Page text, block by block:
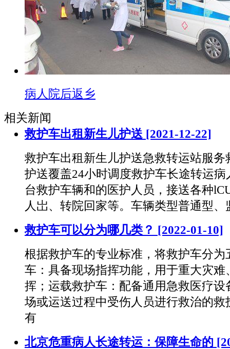
病人院后返乡
相关新闻
救护车出租新生儿护送 [2021-12-22]
救护车出租新生儿护送急救转运站服务
护送覆盖24小时调度救护车长途转运
台救护车辆和的医护人员，接送各种
人岀、转院回家等。车辆类型普通型、
救护车可以分为哪几类？ [2022-01-10]
根据救护车的专业标准，将救护车分为
车：具备现场指挥功能，用于重大灾难
挥；运载救护车：配备通用急救医疗设
场或运送过程中受伤人员进行救治的救
有
北京危重病人长途转运：保障生命的